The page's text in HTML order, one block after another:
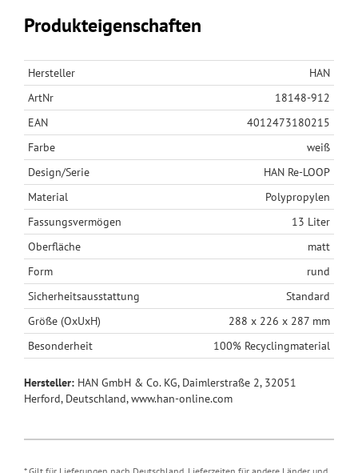
Produkteigenschaften
Hersteller
HAN
ArtNr
18148-912
EAN
4012473180215
Farbe
weiß
Design/Serie
HAN Re-LOOP
Material
Polypropylen
Fassungsvermögen
13 Liter
Oberfläche
matt
Form
rund
Sicherheitsausstattung
Standard
Größe (OxUxH)
288 x 226 x 287 mm
Besonderheit
100% Recyclingmaterial
Hersteller: HAN GmbH & Co. KG, Daimlerstraße 2, 32051
Herford, Deutschland, www.han-online.com